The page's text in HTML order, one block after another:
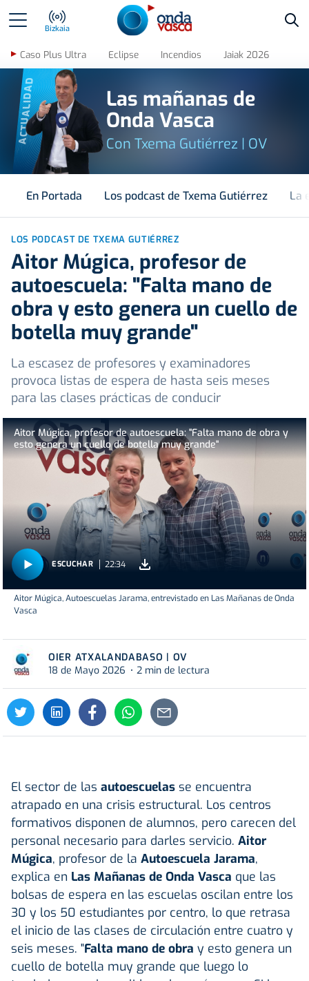
Bizkaia
Caso Plus Ultra Eclipse Incendios Jaiak 2026
ACTUALIDAD
Las mañanas de
Onda Vasca
Con Txema Gutiérrez | OV
En Portada Los podcast de Txema Gutiérrez La
LOS PODCAST DE TXEMA GUTIÉRREZ
Aitor Múgica, profesor de
autoescuela: "Falta mano de
obra y esto genera un cuello de
botella muy grande"
La escasez de profesores y examinadores
provoca listas de espera de hasta seis meses
para las clases prácticas de conducir
Aitor Múgica, profesor de autoescuela: "Falta mano de obra y
esto genera un cuello de botella muy grande"
ESCUCHAR 22:34
Aitor Múgica, Autoescuelas Jarama, entrevistado en Las Mañanas de Onda
Vasca
OIER ATXALANDABASO | OV
18 de Mayo 2026
2 min de lectura
El sector de las autoescuelas se encuentra
atrapado en una crisis estructural. Los centros
formativos disponen de alumnos, pero carecen del
personal necesario para darles servicio. Aitor
Múgica, profesor de la Autoescuela Jarama,
explica en Las Mañanas de Onda Vasca que las
bolsas de espera en las escuelas oscilan entre los
30 y los 50 estudiantes por centro, lo que retrasa
el inicio de las clases de circulación entre cuatro y
seis meses. "Falta mano de obra y esto genera un
cuello de botella muy grande que luego lo